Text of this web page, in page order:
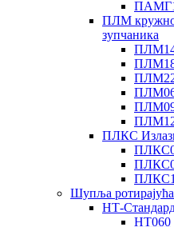
ПЛМ кружно
зупчаника
ПЛКС
Шупља
НТ-
НТ060